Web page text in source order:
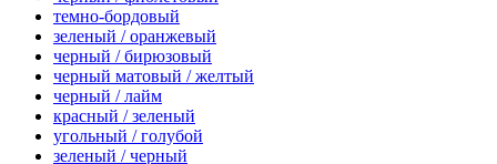
темно-бордовый
зеленый / оранжевый
черный / бирюзовый
черный матовый / желтый
черный / лайм
красный / зеленый
угольный / голубой
зеленый / черный